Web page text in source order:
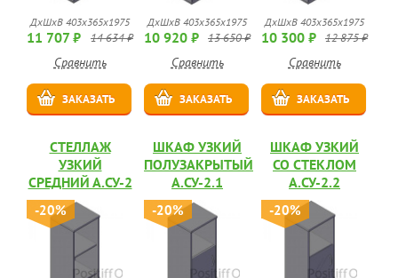
ДхШхВ 403х365х1975
11 707 ₽ 14 634 ₽
Сравнить
ЗАКАЗАТЬ
ДхШхВ 403х365х1975
10 920 ₽ 13 650 ₽
Сравнить
ЗАКАЗАТЬ
ДхШхВ 403х365х1975
10 300 ₽ 12 875 ₽
Сравнить
ЗАКАЗАТЬ
СТЕЛЛАЖ
УЗКИЙ
СРЕДНИЙ А.СУ-2
-20%
ШКАФ УЗКИЙ
ПОЛУЗАКРЫТЫЙ
А.СУ-2.1
-20%
ШКАФ УЗКИЙ
СО СТЕКЛОМ
А.СУ-2.2
-20%